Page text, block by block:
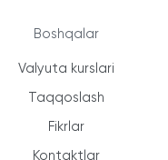
Boshqalar
Valyuta kurslari
Taqqoslash
Fikrlar
Kontaktlar